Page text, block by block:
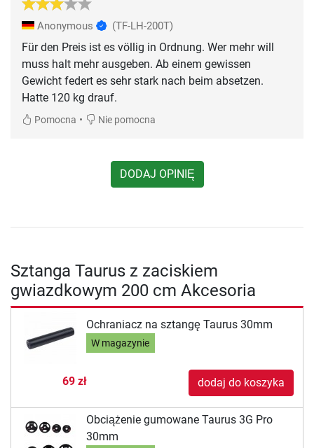
Anonymous (TF-LH-200T)
Für den Preis ist es völlig in Ordnung. Wer mehr will
muss halt mehr ausgeben. Ab einem gewissen
Gewicht federt es sehr stark nach beim absetzen.
Hatte 120 kg drauf.
Pomocna • Nie pomocna
DODAJ OPINIĘ
Sztanga Taurus z zaciskiem
gwiazdkowym 200 cm Akcesoria
Ochraniacz na sztangę Taurus 30mm
W magazynie
69 zł dodaj do koszyka
Obciążenie gumowane Taurus 3G Pro
30mm